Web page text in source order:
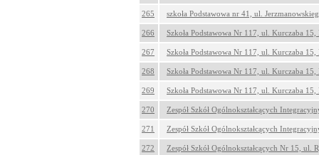
265 szkoła Podstawowa nr 41, ul.
266 Szkoła Podstawowa Nr 117, ul. Kurczaba
267 Szkoła Podstawowa Nr 117, ul. Kurczaba
268 Szkoła Podstawowa Nr 117, ul. Kurczaba
269 Szkoła Podstawowa Nr 117, ul. Kurczaba
270 Zespół Szkół Ogólnokształcących
271 Zespół Szkół Ogólnokształcących
272 Zespół Szkół Ogólnokształcących Nr 15, ul.